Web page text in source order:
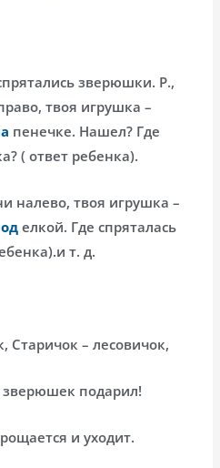
зверюшки. Р.,
твоя игрушка –
пенечке. Нашел? Где
( ответ ребенка).
налево, твоя игрушка –
елкой. Где спряталась
т. д.
Старичок – лесовичок,
зверюшек подарил!
и уходит.